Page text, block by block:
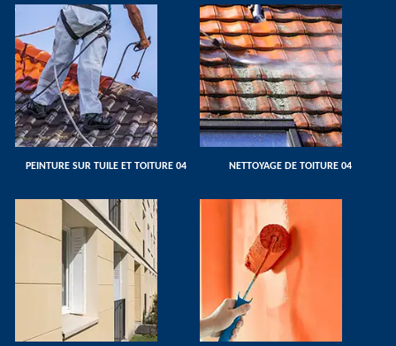
PEINTURE SUR TUILE ET TOITURE 04 NETTOYAGE DE TOITURE 04